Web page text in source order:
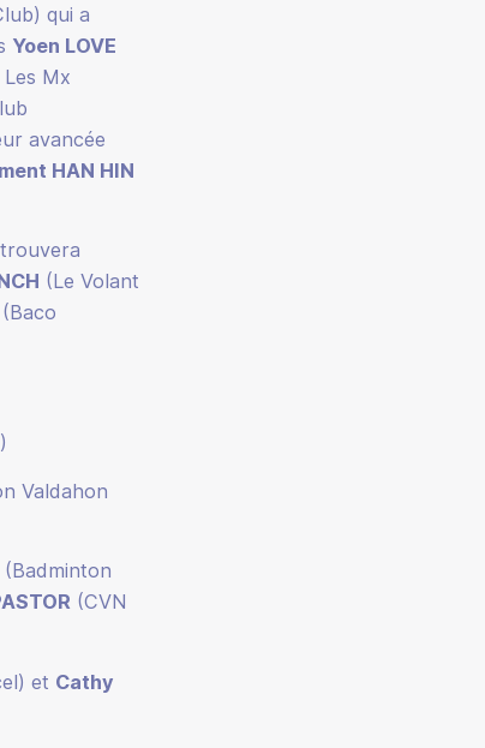
qui a
Yoen LOVE
Les Mx
avancée
HAN HIN
(Le Volant
(Baco
Valdahon
(Badminton
(CVN
et Cathy